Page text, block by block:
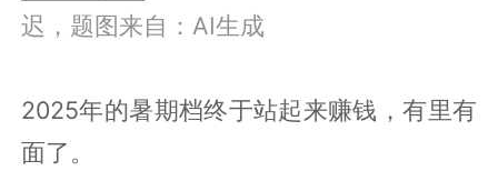
迟，题图来自：AI生成
2025年的暑期档终于站起来赚钱，有里有
面了。